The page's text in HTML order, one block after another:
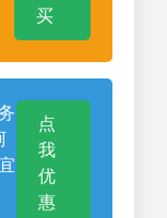
买
点
我
优
惠